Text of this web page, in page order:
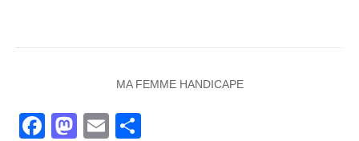
MA FEMME HANDICAPE
Facebook
Mastodon
Email